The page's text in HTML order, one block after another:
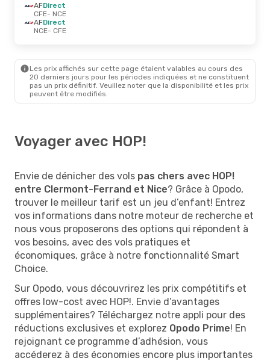
AFDirect
CFE- NCE
AFDirect
NCE- CFE
Les prix affichés sur cette page étaient valables au cours des
20 derniers jours pour les périodes indiquées et ne constituent
pas un prix définitif. Veuillez noter que la disponibilité et les prix
peuvent être modifiés.
Voyager avec HOP!
Envie de dénicher des vols pas chers avec HOP!
entre Clermont-Ferrand et Nice? Grâce à Opodo,
trouver le meilleur tarif est un jeu d’enfant! Entrez
vos informations dans notre moteur de recherche et
nous vous proposerons des options qui répondent à
vos besoins, avec des vols pratiques et
économiques, grâce à notre fonctionnalité Smart
Choice.
Sur Opodo, vous découvrirez les prix compétitifs et
offres low-cost avec HOP!. Envie d’avantages
supplémentaires? Téléchargez notre appli pour des
réductions exclusives et explorez Opodo Prime! En
rejoignant ce programme d’adhésion, vous
accéderez à des économies encore plus importantes